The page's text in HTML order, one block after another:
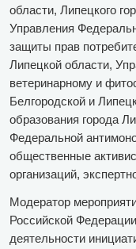
области, Липецкого
Управления
защиты прав
Липецкой области,
ветеринарному и
Белгородской и
образования города
Федеральной
общественные
организаций,
Модератор
Российской
деятельности